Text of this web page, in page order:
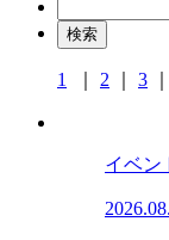
1 2 3
イベン